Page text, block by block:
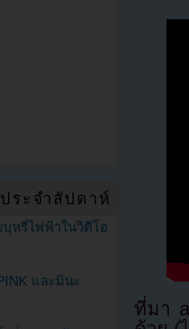
ที่มา
ระจำสัปดาห์
หรี่ไฟฟ้าในวิดีโอ
และมินะ